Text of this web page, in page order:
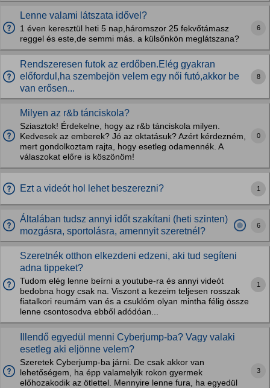
Lenne valami látszata idővel?
1 éven keresztül heti 5 nap,háromszor 25 fekvőtámasz
reggel és este,de semmi más. a külsőnkön meglátszana?
6
Rendszeresen futok az erdőben.Elég gyakran
előfordul,ha szembejön velem egy női futó,akkor be
van erősen...
8
Milyen az r&b tánciskola?
Sziasztok! Érdekelne, hogy az r&b tánciskola milyen.
Kedvesek az emberek? Jó az oktatásuk? Azért kérdezném,
mert gondolkoztam rajta, hogy esetleg odamennék. A
válaszokat előre is köszönöm!
0
Ezt a videót hol lehet beszerezni? 1
Általában tudsz annyi időt szakítani (heti szinten)
mozgásra, sportolásra, amennyit szeretnél?
6
Szeretnék otthon elkezdeni edzeni, aki tud segíteni
adna tippeket?
Tudom elég lenne beírni a youtube-ra és annyi videót
bedobna hogy csak na. Viszont a kezeim teljesen rosszak
fiatalkori reumám van és a csuklóm olyan mintha félig össze
lenne csontosodva ebből adódóan...
1
Illendő egyedül menni Cyberjump-ba? Vagy valaki
esetleg aki eljönne velem?
Szeretek Cyberjump-ba járni. De csak akkor van
lehetőségem, ha épp valamelyik rokon gyermek
előhozakodik az ötlettel. Mennyire lenne fura, ha egyedül
3